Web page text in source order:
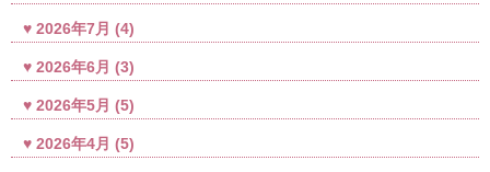
2026年7月 (4)
2026年6月 (3)
2026年5月 (5)
2026年4月 (5)